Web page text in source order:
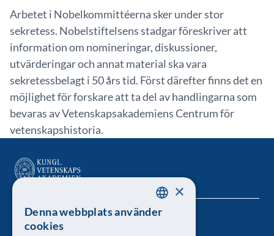
Arbetet i Nobelkommittéerna sker under stor
sekretess. Nobelstiftelsens stadgar föreskriver att
information om nomineringar, diskussioner,
utvärderingar och annat material ska vara
sekretessbelagt i 50 års tid. Först därefter finns det en
möjlighet för forskare att ta del av handlingarna som
bevaras av Vetenskapsakademiens Centrum för
vetenskapshistoria.
Kungl. Vetenskapsakademien SWEDISH
×
Denna webbplats använder
cookies